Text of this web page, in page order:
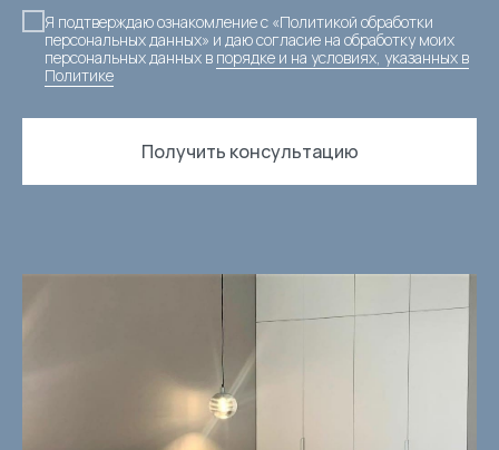
Я подтверждаю ознакомление с «Политикой обработки
персональных данных» и даю согласие на обработку моих
персональных данных в порядке и на условиях, указанных в
Политике
Получить консультацию